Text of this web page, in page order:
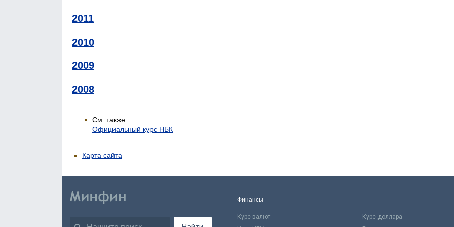
2011
2010
2009
2008
См. также:
Официальный курс НБК
Карта сайта
Финансы
Курс валют Курс доллара